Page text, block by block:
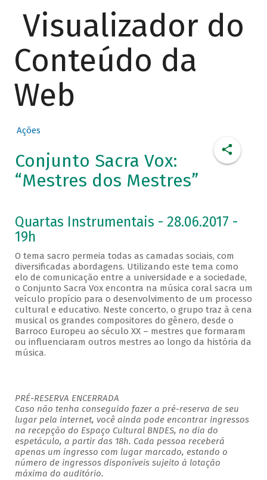
Visualizador do
Conteúdo da
Web
Ações
Conjunto Sacra Vox:
“Mestres dos Mestres”
Quartas Instrumentais - 28.06.2017 -
19h
O tema sacro permeia todas as camadas sociais, com
diversificadas abordagens. Utilizando este tema como
elo de comunicação entre a universidade e a sociedade,
o Conjunto Sacra Vox encontra na música coral sacra um
veículo propício para o desenvolvimento de um processo
cultural e educativo. Neste concerto, o grupo traz à cena
musical os grandes compositores do gênero, desde o
Barroco Europeu ao século XX – mestres que formaram
ou influenciaram outros mestres ao longo da história da
música.
PRÉ-RESERVA ENCERRADA
Caso não tenha conseguido fazer a pré-reserva de seu
lugar pela internet, você ainda pode encontrar ingressos
na recepção do Espaço Cultural BNDES, no dia do
espetáculo, a partir das 18h. Cada pessoa receberá
apenas um ingresso com lugar marcado, estando o
número de ingressos disponíveis sujeito à lotação
máxima do auditório.